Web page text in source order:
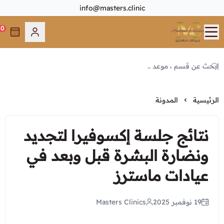
info@masters.clinic
Masters Clinics
0
الرئيسية
من نحن
الفروع
مكة المكرمة - العوالي
مكة المكرمة - الخالدية
جدة - الشاطئ
أبحر - جده
أطبائنا
عرض الكل
مكة المكرمة - العوالي
الاقسام
عرض الكل
الجلدية و التجميل
الرئيسية المدونة
نتائج جلسة إكسوفيرا لتجديد
ونضارة البشرة قبل وبعد في
عيادات ماسترز
19 نوفمبر 2025 Masters Clinics